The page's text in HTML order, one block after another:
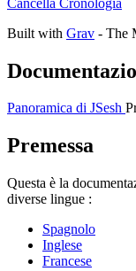
Built with Grav - The
Panoramica di JSesh
Premessa
Questa è la
diverse lingue :
Spagnolo
Inglese
Francese